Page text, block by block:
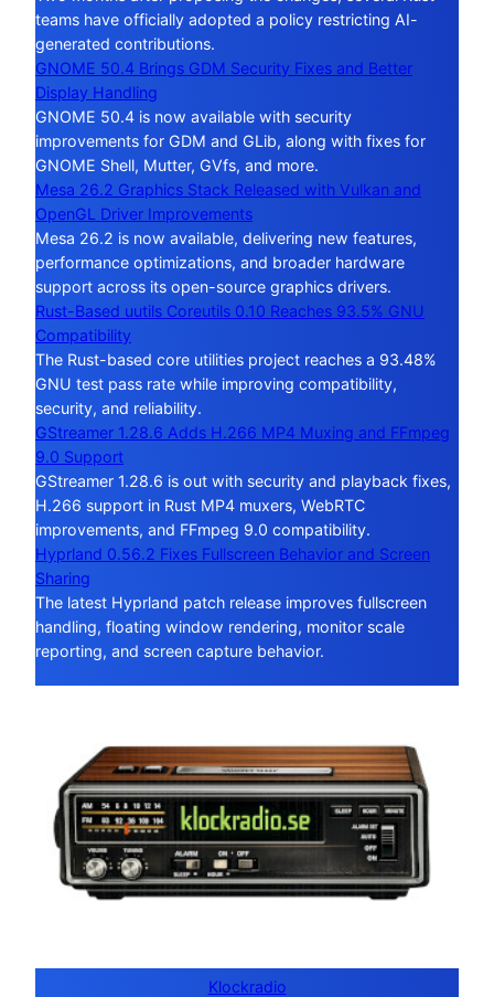
teams have officially adopted a policy restricting AI-
generated contributions.
GNOME 50.4 Brings GDM Security Fixes and Better
Display Handling
GNOME 50.4 is now available with security
improvements for GDM and GLib, along with fixes for
GNOME Shell, Mutter, GVfs, and more.
Mesa 26.2 Graphics Stack Released with Vulkan and
OpenGL Driver Improvements
Mesa 26.2 is now available, delivering new features,
performance optimizations, and broader hardware
support across its open-source graphics drivers.
Rust-Based uutils Coreutils 0.10 Reaches 93.5% GNU
Compatibility
The Rust-based core utilities project reaches a 93.48%
GNU test pass rate while improving compatibility,
security, and reliability.
GStreamer 1.28.6 Adds H.266 MP4 Muxing and FFmpeg
9.0 Support
GStreamer 1.28.6 is out with security and playback fixes,
H.266 support in Rust MP4 muxers, WebRTC
improvements, and FFmpeg 9.0 compatibility.
Hyprland 0.56.2 Fixes Fullscreen Behavior and Screen
Sharing
The latest Hyprland patch release improves fullscreen
handling, floating window rendering, monitor scale
reporting, and screen capture behavior.
Klockradio